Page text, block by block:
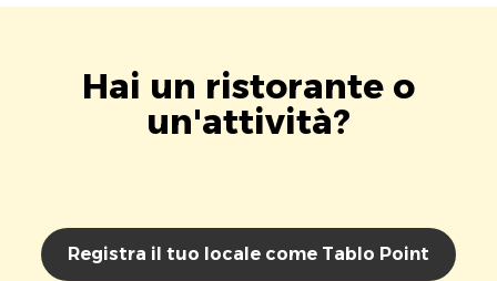
Hai un ristorante o
un'attività?
Registra il tuo locale come Tablo Point